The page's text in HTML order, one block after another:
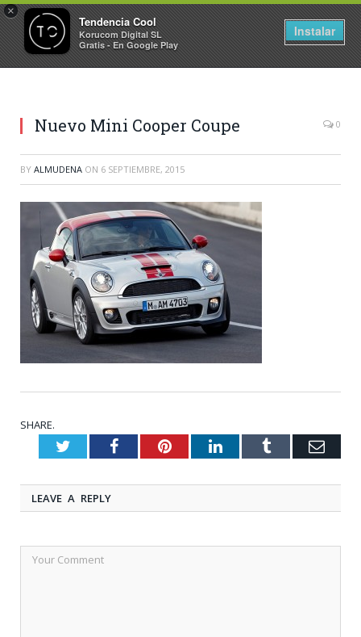
×
Tendencia Cool
Korucom Digital SL
Gratis - En Google Play
Instalar
Nuevo Mini Cooper Coupe 0
BY ALMUDENA ON 6 SEPTIEMBRE, 2015
SHARE.
TwitterFacebookPinterestLinkedInTumblr
LEAVE A REPLY